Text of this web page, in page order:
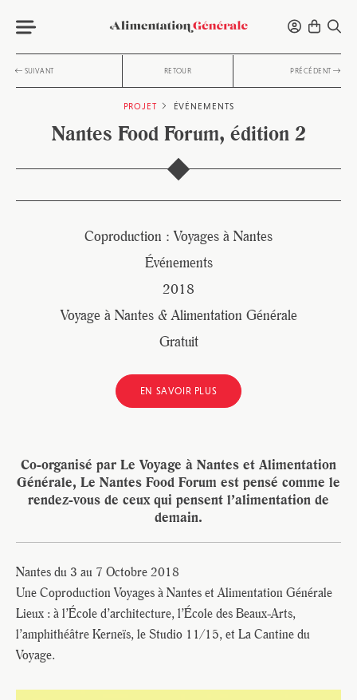
SUIVANT RETOUR PRÉCÉDENT
PROJET ÉVÉNEMENTS
Nantes Food Forum, édition 2
Coproduction : Voyages à Nantes
Événements
2018
Voyage à Nantes & Alimentation Générale
Gratuit
EN SAVOIR PLUS
Co-organisé par Le Voyage à Nantes et Alimentation
Générale, Le Nantes Food Forum est pensé comme le
rendez-vous de ceux qui pensent l’alimentation de
demain.
Nantes du 3 au 7 Octobre 2018
Une Coproduction Voyages à Nantes et Alimentation Générale
Lieux : à l’École d’architecture, l’École des Beaux-Arts,
l’amphithéâtre Kerneïs, le Studio 11/15, et La Cantine du
Voyage.